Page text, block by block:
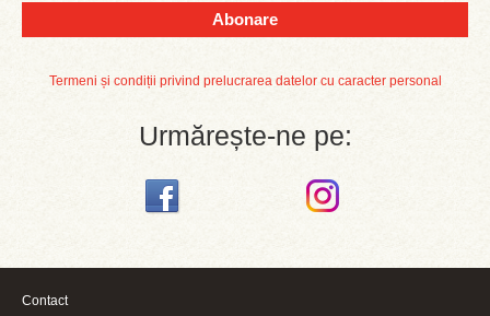
Abonare
Termeni și condiții privind prelucrarea datelor cu caracter personal
Urmărește-ne pe:
Contact